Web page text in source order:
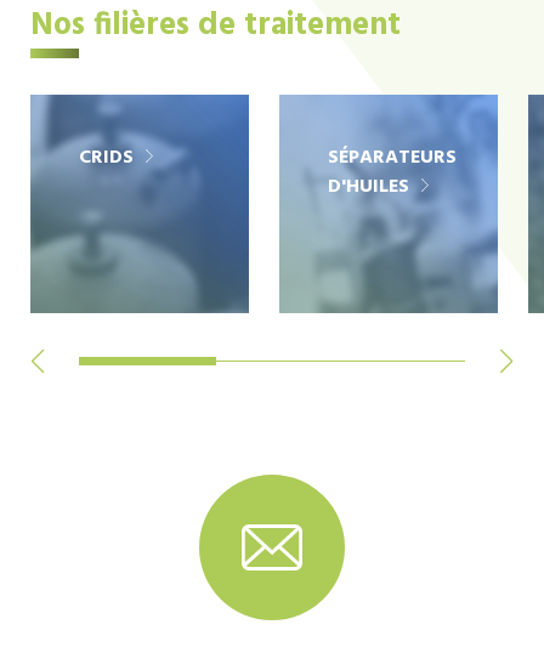
Nos filières de traitement
CRIDS
SÉPARATEURS
D'HUILES